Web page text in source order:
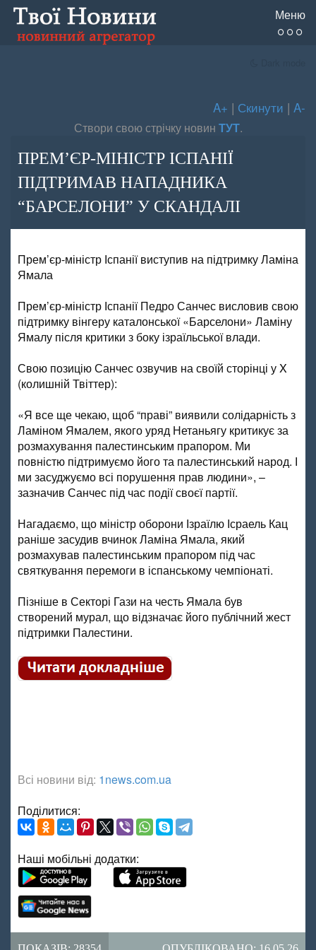
Меню
A+ | Скинути | A-
Створи свою стрічку новин ТУТ.
ПРЕМ’ЄР-МІНІСТР ІСПАНІЇ
ПІДТРИМАВ НАПАДНИКА
“БАРСЕЛОНИ” У СКАНДАЛІ
Прем’єр-міністр Іспанії виступив на підтримку Ламіна
Ямала
Прем’єр-міністр Іспанії Педро Санчес висловив свою
підтримку вінгеру каталонської «Барселони» Ламіну
Ямалу після критики з боку ізраїльської влади.
Свою позицію Санчес озвучив на своїй сторінці у X
(колишній Твіттер):
«Я все ще чекаю, щоб “праві” виявили солідарність з
Ламіном Ямалем, якого уряд Нетаньягу критикує за
розмахування палестинським прапором. Ми
повністю підтримуємо його та палестинський народ. І
ми засуджуємо всі порушення прав людини», –
зазначив Санчес під час події своєї партії.
Нагадаємо, що міністр оборони Ізраїлю Ісраель Кац
раніше засудив вчинок Ламіна Ямала, який
розмахував палестинським прапором під час
святкування перемоги в іспанському чемпіонаті.
Пізніше в Секторі Гази на честь Ямала був
створений мурал, що відзначає його публічний жест
підтримки Палестини.
Всі новини від: 1news.com.ua
Поділитися:
Наші мобільні додатки: